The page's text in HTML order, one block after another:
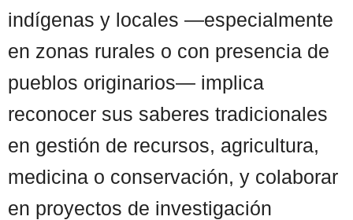
indígenas y locales —especialmente
en zonas rurales o con presencia de
pueblos originarios— implica
reconocer sus saberes tradicionales
en gestión de recursos, agricultura,
medicina o conservación, y colaborar
en proyectos de investigación